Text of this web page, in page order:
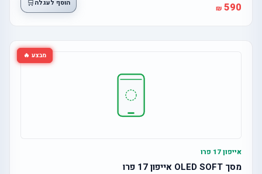
590 הוסף לעגלה🛒
מבצע 🔥
אייפון 17 פרו
מסך OLED SOFT אייפון 17 פרו